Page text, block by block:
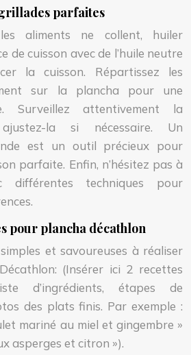
parfaites
aliments ne collent, huiler
de cuisson avec de l’huile neutre
la cuisson. Répartissez les
sur la plancha pour une
Surveillez attentivement la
la si nécessaire. Un
est un outil précieux pour
parfaite. Enfin, n’hésitez pas à
différentes techniques pour
pour plancha décathlon
et savoureuses à réaliser
(Insérer ici 2 recettes
d’ingrédients, étapes de
des plats finis. Par exemple :
mariné au miel et gingembre »
asperges et citron »).